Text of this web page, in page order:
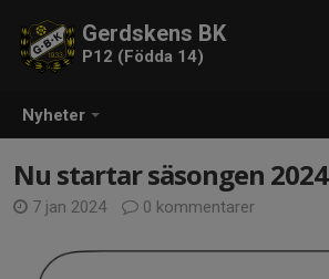
Nyheter
Gerdskens BK
P12 (Födda 14)
Nu startar säsongen 2024
7 jan 2024 0 kommentarer